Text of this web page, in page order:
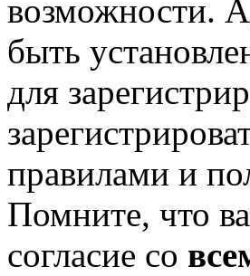
возможности.
быть
для
правилами и
Помните, что
согласие со